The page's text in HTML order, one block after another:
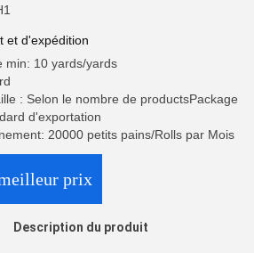
et d'expédition
min: 10 yards/yards
: Selon le nombre de productsPackage
d'exportation
20000 petits pains/Rolls par Mois
prix
Description du produit